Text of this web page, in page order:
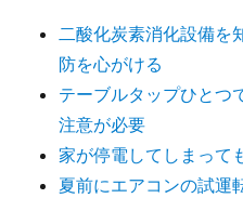
二酸化炭素消化設備を
防を心がける
テーブルタップひとつ
注意が必要
家が停電してしまって
夏前にエアコンの試運